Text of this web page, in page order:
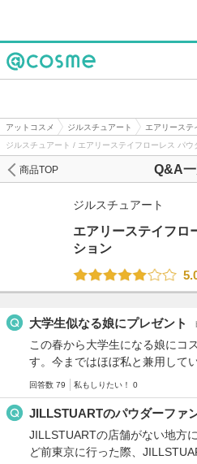
アットコスメ ジルスチュアート エアリーステ
ジルスチュアート / エアリーステイフローレス パ
Q&A
商品TOP
ジルスチュアート
エアリーステイフロ
ション
大学生似なる娘にプレゼント
この春から大学生になる娘にコ
す。今まではほぼ私と兼用して
回答数 79 私もしりたい！ 0
JILLSTUARTのパウダーファ
JILLSTUARTの店舗がない地方
ど前東京に行った際、